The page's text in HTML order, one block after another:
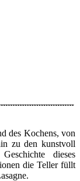
des Kochens, von
zu den kunstvoll
dieses
die Teller füllt